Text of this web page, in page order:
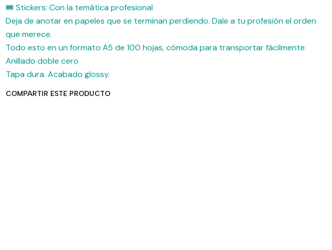
🎟 Stickers: Con la temática profesional
​Deja de anotar en papeles que se terminan perdiendo. Dale a tu profesión el orden
que merece.
Todo esto en un formato A5 de 100 hojas, cómoda para transportar fácilmente.
Anillado doble cero
Tapa dura. Acabado glossy.
COMPARTIR ESTE PRODUCTO